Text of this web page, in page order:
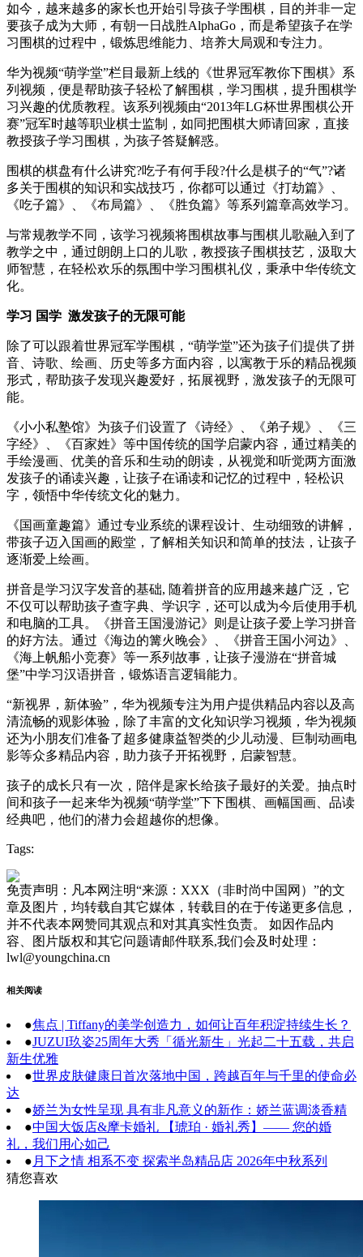
如今，越来越多的家长也开始引导孩子学围棋，目的并非一定
要孩子成为大师，有朝一日战胜AlphaGo，而是希望孩子在学
习围棋的过程中，锻炼思维能力、培养大局观和专注力。
华为视频“萌学堂”栏目最新上线的《世界冠军教你下围棋》系
列视频，便是帮助孩子轻松了解围棋，学习围棋，提升围棋学
习兴趣的优质教程。该系列视频由“2013年LG杯世界围棋公开
赛”冠军时越等职业棋士监制，如同把围棋大师请回家，直接
教授孩子学习围棋，为孩子答疑解惑。
围棋的棋盘有什么讲究?吃子有何手段?什么是棋子的“气”?诸
多关于围棋的知识和实战技巧，你都可以通过《打劫篇》、
《吃子篇》、《布局篇》、《胜负篇》等系列篇章高效学习。
与常规教学不同，该学习视频将围棋故事与围棋儿歌融入到了
教学之中，通过朗朗上口的儿歌，教授孩子围棋技艺，汲取大
师智慧，在轻松欢乐的氛围中学习围棋礼仪，秉承中华传统文
化。
学习 国学 激发孩子的无限可能
除了可以跟着世界冠军学围棋，“萌学堂”还为孩子们提供了拼
音、诗歌、绘画、历史等多方面内容，以寓教于乐的精品视频
形式，帮助孩子发现兴趣爱好，拓展视野，激发孩子的无限可
能。
《小小私塾馆》为孩子们设置了《诗经》、《弟子规》、《三
字经》、《百家姓》等中国传统的国学启蒙内容，通过精美的
手绘漫画、优美的音乐和生动的朗读，从视觉和听觉两方面激
发孩子的诵读兴趣，让孩子在诵读和记忆的过程中，轻松识
字，领悟中华传统文化的魅力。
《国画童趣篇》通过专业系统的课程设计、生动细致的讲解，
带孩子迈入国画的殿堂，了解相关知识和简单的技法，让孩子
逐渐爱上绘画。
拼音是学习汉字发音的基础, 随着拼音的应用越来越广泛，它
不仅可以帮助孩子查字典、学识字，还可以成为今后使用手机
和电脑的工具。《拼音王国漫游记》则是让孩子爱上学习拼音
的好方法。通过《海边的篝火晚会》、《拼音王国小河边》、
《海上帆船小竞赛》等一系列故事，让孩子漫游在“拼音城
堡”中学习汉语拼音，锻炼语言逻辑能力。
“新视界，新体验”，华为视频专注为用户提供精品内容以及高
清流畅的观影体验，除了丰富的文化知识学习视频，华为视频
还为小朋友们准备了超多健康益智类的少儿动漫、巨制动画电
影等众多精品内容，助力孩子开拓视野，启蒙智慧。
孩子的成长只有一次，陪伴是家长给孩子最好的关爱。抽点时
间和孩子一起来华为视频“萌学堂”下下围棋、画幅国画、品读
经典吧，他们的潜力会超越你的想像。
Tags:
免责声明：凡本网注明“来源：XXX（非时尚中国网）”的文
章及图片，均转载自其它媒体，转载目的在于传递更多信息，
并不代表本网赞同其观点和对其真实性负责。 如因作品内
容、图片版权和其它问题请邮件联系,我们会及时处理：
lwl@youngchina.cn
相关阅读
●焦点 | Tiffany的美学创造力，如何让百年积淀持续生长？
●JUZUI玖姿25周年大秀「循光新生」光起二十五载，共启
新生优雅
●世界皮肤健康日首次落地中国，跨越百年与千里的使命必
达
●娇兰为女性呈现 具有非凡意义的新作：娇兰蓝调淡香精
●中国大饭店&摩卡婚礼 【琥珀 · 婚礼秀】—— 您的婚
礼，我们用心如己
● 月下之情 相系不变 探索半岛精品店 2026年中秋系列
猜您喜欢